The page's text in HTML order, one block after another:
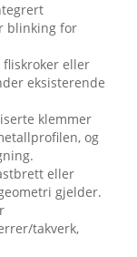
blinking for
fliskroker eller
eksisterende
klemmer
og
eller
gjelder.
takverk,